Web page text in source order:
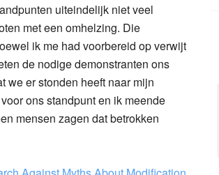
uiteindelijk niet veel
met een omhelzing. Die
ik me had voorbereid op verwijt
de nodige demonstranten ons
we er stonden heeft naar mijn
ons standpunt en ik meende
mensen zagen dat betrokken